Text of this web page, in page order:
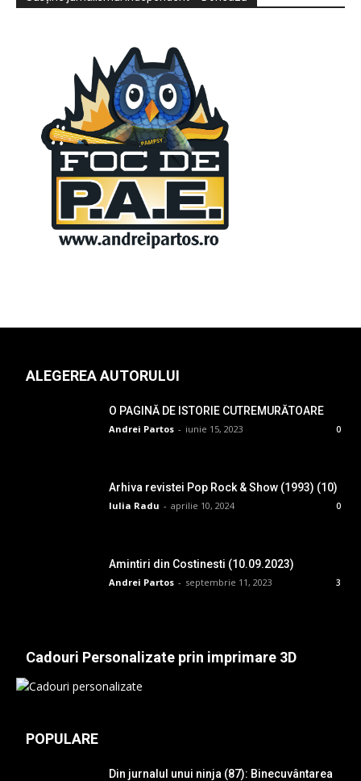
ALEGEREA AUTORULUI
O PAGINĂ DE ISTORIE CUTREMURĂTOARE
Andrei Partos - iunie 15, 2023 0
Arhiva revistei Pop Rock & Show (1993) (10)
Iulia Radu - aprilie 10, 2024 0
Amintiri din Costinesti (10.09.2023)
Andrei Partos - septembrie 11, 2023 3
Cadouri Personalizate prin imprimare 3D
POPULARE
Din jurnalul unui ninja (87): Binecuvântarea